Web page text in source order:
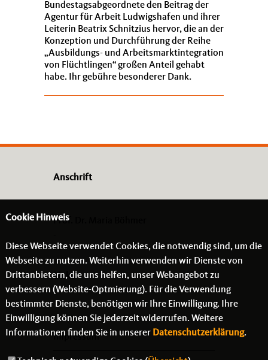
Bundestagsabgeordnete den Beitrag der
Agentur für Arbeit Ludwigshafen und ihrer
Leiterin Beatrix Schnitzius hervor, die an der
Konzeption und Durchführung der Reihe
Ausbildungs- und Arbeitsmarktintegration
von Flüchtlingen“ großen Anteil gehabt
habe. Ihr gebühre besonderer Dank.
Anschrift
Prof. Dr. Maria Böhmer
- -
Links
Impressum
Cookie Hinweis
Diese Webseite verwendet Cookies, die notwendig sind, um die
Webseite zu nutzen. Weiterhin verwenden wir Dienste von
Drittanbietern, die uns helfen, unser Webangebot zu
verbessern (Website-Optmierung). Für die Verwendung
bestimmter Dienste, benötigen wir Ihre Einwilligung. Ihre
Einwilligung können Sie jederzeit widerrufen. Weitere
Informationen finden Sie in unserer Datenschutzerklärung.